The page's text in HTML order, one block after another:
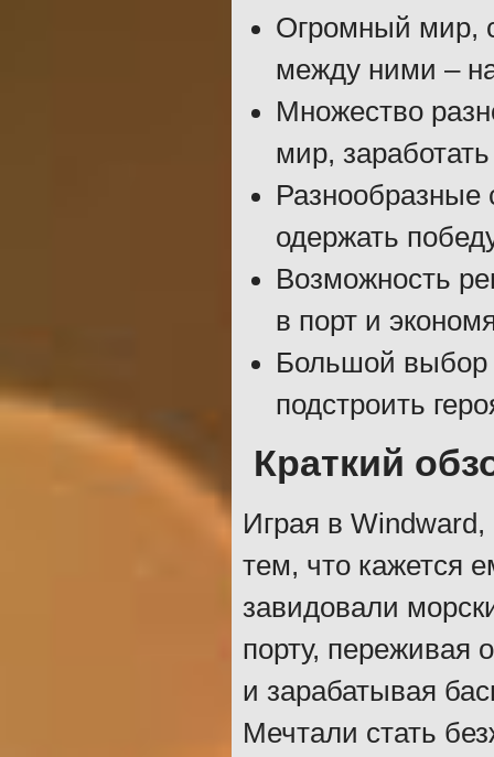
Огромный мир,
между ними –
Множество
мир,
одержать
Возможность
в порт и
Большой выбор
подстроить
Краткий
Играя в
тем, что кажется
завидовали
порту, переживая
и зарабатывая
Мечтали стать